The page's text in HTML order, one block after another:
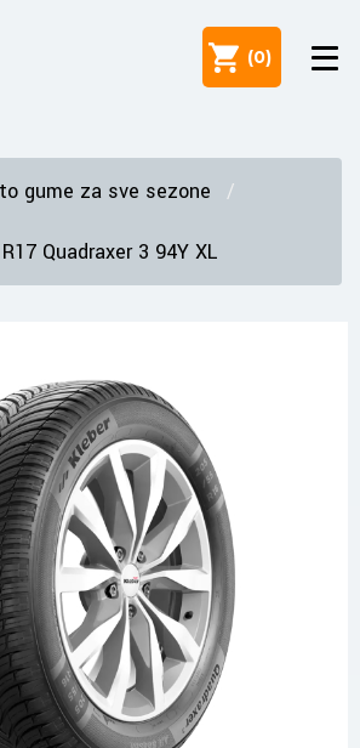
(0)
gume za sve sezone
Quadraxer 3 94Y XL